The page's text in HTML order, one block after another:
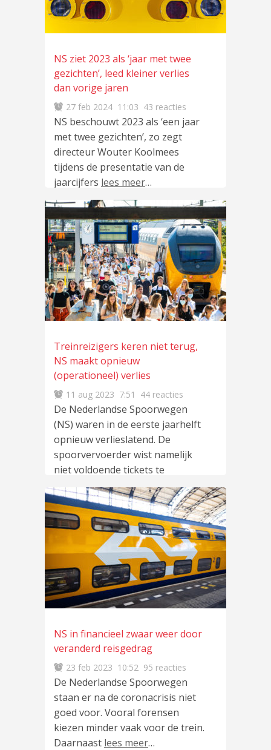
NS ziet 2023 als ‘jaar met twee
gezichten’, leed kleiner verlies
dan vorige jaren
27 feb 2024 11:03 43 reacties
NS beschouwt 2023 als ‘een jaar
met twee gezichten’, zo zegt
directeur Wouter Koolmees
tijdens de presentatie van de
jaarcijfers lees meer…
Treinreizigers keren niet terug,
NS maakt opnieuw
(operationeel) verlies
11 aug 2023 7:51 44 reacties
De Nederlandse Spoorwegen
(NS) waren in de eerste jaarhelft
opnieuw verlieslatend. De
spoorvervoerder wist namelijk
niet voldoende tickets te
verkopenlees meer…
NS in financieel zwaar weer door
veranderd reisgedrag
23 feb 2023 10:52 95 reacties
De Nederlandse Spoorwegen
staan er na de coronacrisis niet
goed voor. Vooral forensen
kiezen minder vaak voor de trein.
Daarnaast lees meer…